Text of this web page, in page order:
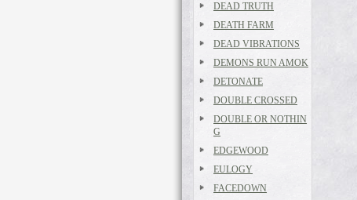
DEAD TRUTH
DEATH FARM
DEAD VIBRATIONS
DEMONS RUN AMOK
DETONATE
DOUBLE CROSSED
DOUBLE OR NOTHIN
G
EDGEWOOD
EULOGY
FACEDOWN